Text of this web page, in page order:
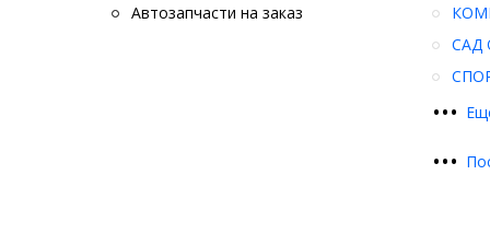
Автозапчасти на заказ
•••
САД
•••